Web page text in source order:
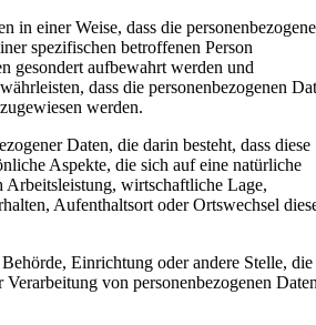
in einer Weise, dass die
spezifischen betroffenen Person
gesondert aufbewahrt werden und
dass die personenbezogenen
werden.
Daten, die darin besteht, dass diese
Aspekte, die sich auf eine natürliche
Arbeitsleistung, wirtschaftliche Lage,
Aufenthaltsort oder Ortswechsel
Einrichtung oder andere Stelle, die
von personenbezogenen Daten